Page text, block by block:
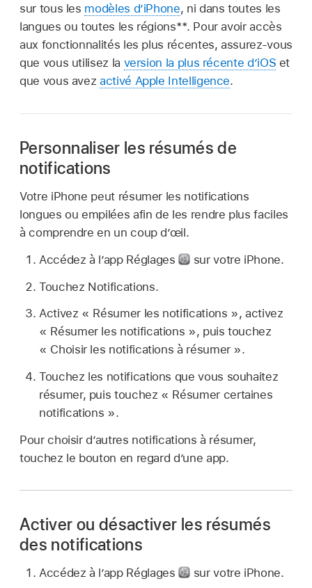
sur tous les modèles d’iPhone, ni dans toutes les
langues ou toutes les régions**. Pour avoir accès
aux fonctionnalités les plus récentes, assurez-vous
que vous utilisez la version la plus récente d’iOS et
que vous avezactivé Apple Intelligence.
Personnaliser les résumés de
notifications
Votre iPhone peut résumer les notifications
longues ou empilées afin de les rendre plus faciles
à comprendre en un coup d’œil.
Accédez à l’app Réglages
sur votre iPhone.
Touchez Notifications.
Activez « Résumer les notifications », activez
« Résumer les notifications », puis touchez
« Choisir les notifications à résumer ».
Touchez les notifications que vous souhaitez
résumer, puis touchez « Résumer certaines
notifications ».
Pour choisir d’autres notifications à résumer,
touchez le bouton en regard d’une app.
Activer ou désactiver les résumés
des notifications
Accédez à l’app Réglages sur votre iPhone.